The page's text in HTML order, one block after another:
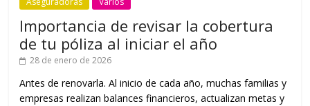
Importancia de revisar la cobertura
de tu póliza al iniciar el año
28 de enero de 2026
Antes de renovarla. Al inicio de cada año, muchas familias y
empresas realizan balances financieros, actualizan metas y